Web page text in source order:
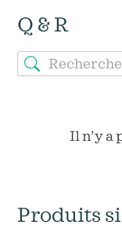
Q & R
Il n’y a
Produits